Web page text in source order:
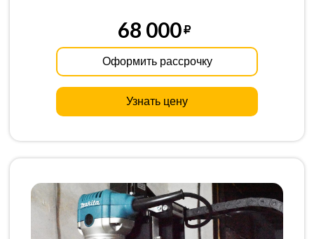
68 000
Оформить рассрочку
Узнать цену